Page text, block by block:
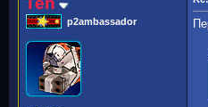
p2ambassador